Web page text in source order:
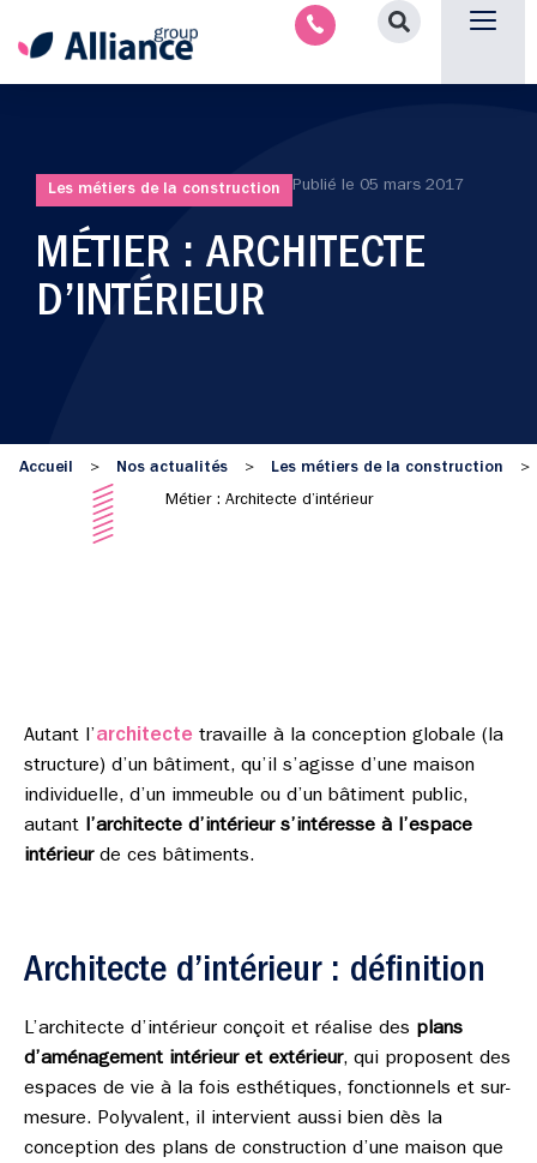
Les métiers de la construction Publié le 05 mars 2017
MÉTIER : ARCHITECTE
D’INTÉRIEUR
Accueil > Nos actualités > Les métiers de la construction >
Métier : Architecte d’intérieur
Autant l’architecte travaille à la conception globale (la
structure) d’un bâtiment, qu’il s’agisse d’une maison
individuelle, d’un immeuble ou d’un bâtiment public,
autant l’architecte d’intérieur s’intéresse à l’espace
intérieurde ces bâtiments.
Architecte d’intérieur : définition
L’architecte d’intérieur conçoit et réalise des plans
d’aménagement intérieur et extérieur, qui proposent des
espaces de vie à la fois esthétiques, fonctionnels et sur-
mesure. Polyvalent, il intervient aussi bien dès la
conception des plans de construction d’une maison que